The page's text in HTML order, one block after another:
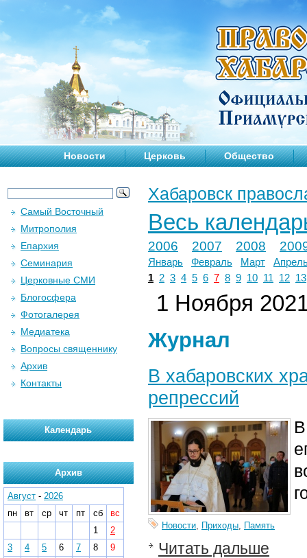
Новости Церковь Общество
Хабаровск
Весь
2006 2007 2008
Январь Февраль Март
1 2 3 4 5 6 7 8 9 10 11 12 13
1 Ноября
Журнал
В хабаровских
репрессий
Новости, Приходы, Память
Читать дальше
Самый Восточный
Митрополия
Епархия
Семинария
Церковные СМИ
Блогосфера
Фотогалерея
Медиатека
Вопросы священнику
Архив
Контакты
Календарь
Архив
Август - 2026
пн
вт ср чт пт сб
вс
1
2
3
4 5 6 7 8
9